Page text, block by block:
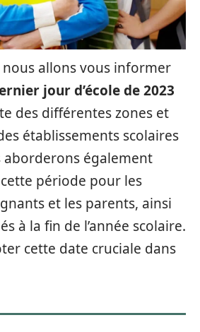
nous allons vous informer
jour d’école de 2023
des différentes zones et
établissements scolaires
aborderons également
période pour les
et les parents, ainsi
à la fin de l’année scolaire.
cette date cruciale dans